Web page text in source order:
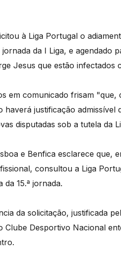
à Liga Portugal o
jornada da I Liga, e
Jesus que estão infectados
em comunicado frisam
haverá justificação
disputadas sob a tutela da
e Benfica esclarece que,
consultou a Liga
da 15.ª jornada.
da solicitação, justificada
Clube Desportivo Nacional